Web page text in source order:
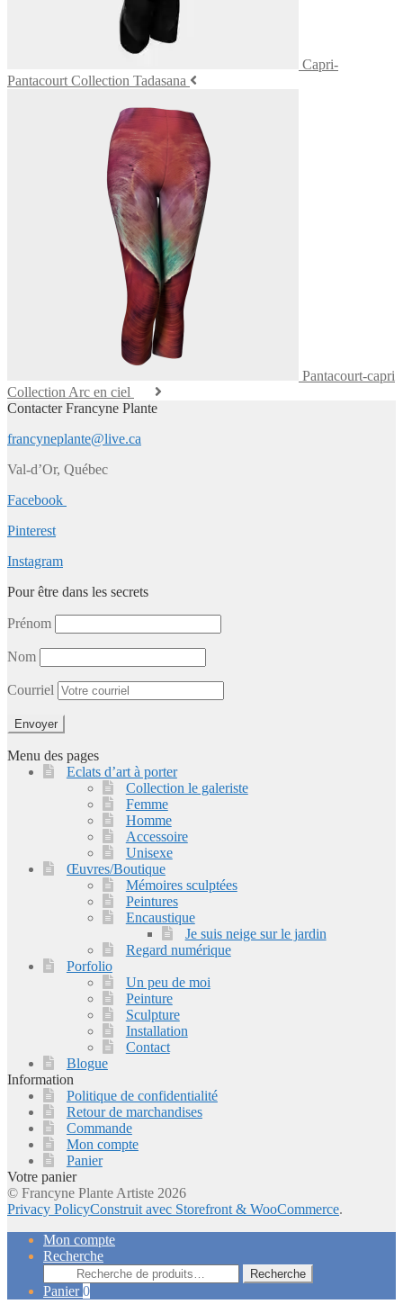
Capri-
Pantacourt Collection Tadasana
Pantacourt-capri
Collection Arc en ciel
Contacter Francyne Plante
francyneplante@live.ca
Val-d’Or, Québec
Facebook
Pinterest
Instagram
Pour être dans les secrets
Prénom
Nom
Courriel
Menu des pages
Eclats d’art à porter
Collection le galeriste
Femme
Homme
Accessoire
Unisexe
Œuvres/Boutique
Mémoires sculptées
Peintures
Encaustique
Je suis neige sur le jardin
Regard numérique
Porfolio
Un peu de moi
Peinture
Sculpture
Installation
Contact
Blogue
Information
Politique de confidentialité
Retour de marchandises
Commande
Mon compte
Panier
Votre panier
© Francyne Plante Artiste 2026
Privacy PolicyConstruit avec Storefront & WooCommerce.
Mon compte
Recherche
Recherche
pour :
Recherche
Panier0